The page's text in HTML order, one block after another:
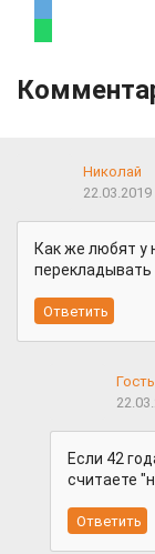
Николай
22.03.2019
Как же любят у
перекладывать
Гость
Если 42
считаете